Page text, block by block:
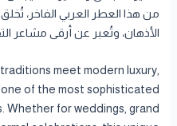
من هذا العطر العربي الفاخر،
الأذهان، وتُعبر عن أرقى مشاعر
meet modern luxury,
of the most sophisticated
Whether for weddings, grand